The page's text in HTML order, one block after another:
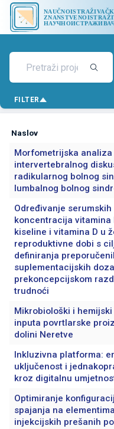
FILTER
Naslov
Morfometrijska analiza
intervertebralnog
radikularnog bolnog
lumbalnog bolnog
Određivanje serumskih
koncentracija vitamina
kiseline i vitamina D u
reproduktivne dobi s
definiranja
suplementacijskih
prekoncepcijskom
trudnoći
Mikrobiološki i
inputa povrtlarske
dolini Neretve
Inkluzivna platforma:
uključenost i
kroz digitalnu
Optimiranje
spajanja na
injekcijskih prešanih